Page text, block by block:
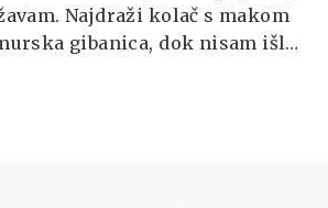
Najdraži kolač s makom
gibanica, dok nisam išla